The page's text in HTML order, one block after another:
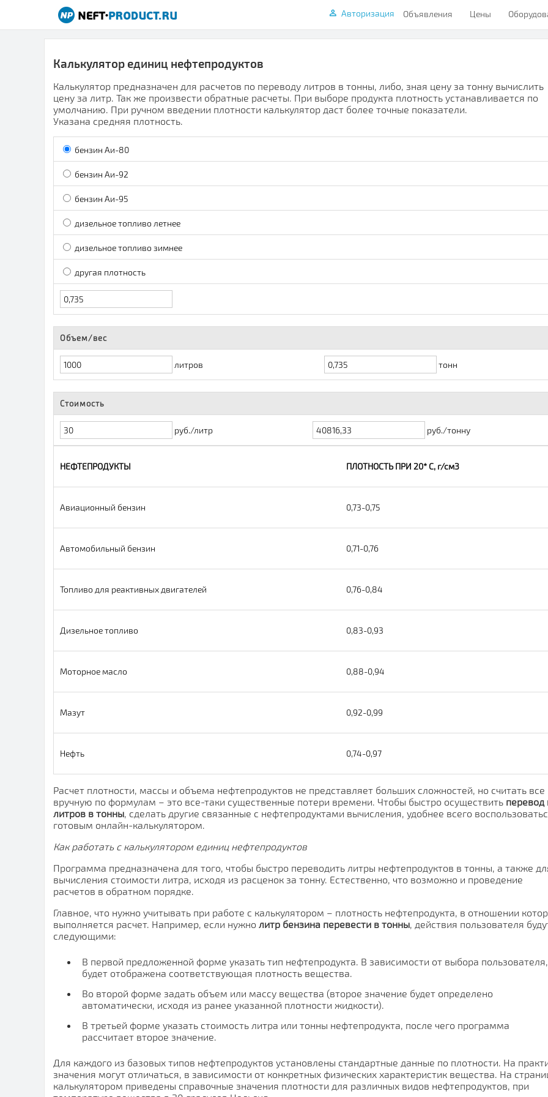
Объявления Цены
Авторизация
Калькулятор единиц нефтепродуктов
Калькулятор предназначен для расчетов по переводу литров в тонны, либо, зная цену за тонну вычислить
цену за литр. Так же произвести обратные расчеты. При выборе продукта плотность устанавливается по
умолчанию. При ручном введении плотности калькулятор даст более точные показатели.
Указана средняя плотность.
бензин Аи-80
бензин Аи-92
бензин Аи-95
дизельное топливо летнее
дизельное топливо зимнее
другая плотность
Объем/вес
литров тонн
Стоимость
руб./литр руб./тонну
НЕФТЕПРОДУКТЫ ПЛОТНОСТЬ ПРИ 20* С, г/см3
Авиационный бензин 0,73-0,75
Автомобильный бензин 0,71-0,76
Топливо для реактивных двигателей 0,76-0,84
Дизельное топливо 0,83-0,93
Моторное масло 0,88-0,94
Мазут 0,92-0,99
Нефть 0,74-0,97
Расчет плотности, массы и объема нефтепродуктов не представляет больших сложностей, но считать все
вручную по формулам – это все-таки существенные потери времени. Чтобы быстро осуществить перевод
литров в тонны, сделать другие связанные с нефтепродуктами вычисления, удобнее всего
готовым онлайн-калькулятором.
Как работать с калькулятором единиц нефтепродуктов
Программа предназначена для того, чтобы быстро переводить литры нефтепродуктов в тонны, а также
вычисления стоимости литра, исходя из расценок за тонну. Естественно, что возможно и проведение
расчетов в обратном порядке.
Главное, что нужно учитывать при работе с калькулятором – плотность нефтепродукта, в отношении
выполняется расчет. Например, если нужно литр бензина перевести в тонны, действия пользователя
следующими:
В первой предложенной форме указать тип нефтепродукта. В зависимости от выбора пользователя,
будет отображена соответствующая плотность вещества.
Во второй форме задать объем или массу вещества (второе значение будет определено
автоматически, исходя из ранее указанной плотности жидкости).
В третьей форме указать стоимость литра или тонны нефтепродукта, после чего программа
рассчитает второе значение.
Для каждого из базовых типов нефтепродуктов установлены стандартные данные по плотности. На
значения могут отличаться, в зависимости от конкретных физических характеристик вещества. На
калькулятором приведены справочные значения плотности для различных видов нефтепродуктов, при